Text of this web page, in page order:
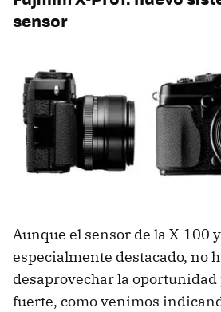
sensor
Aunque el sensor de la X-100
especialmente destacado, no
desaprovechar la
fuerte, como venimos